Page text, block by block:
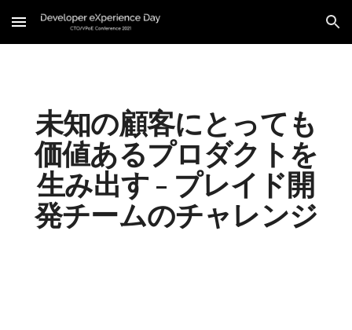
Skip to main content Skip to navigation
未知の顧客にとっても
価値あるプロダクトを
生み出す - プレイド開
発チームのチャレンジ